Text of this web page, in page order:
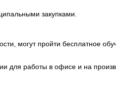
закупками.
могут пройти бесплатное
для работы в офисе и на